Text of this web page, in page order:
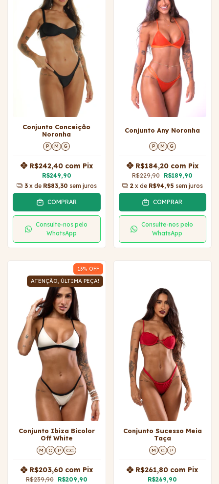
Conjunto Conceição
Noronha
P M G
R$249,90
R$242,40 com Pix
3 x de R$83,30 sem juros
COMPRAR
Consulte-nos pelo
WhatsApp
Conjunto Any Noronha
P M G
R$229,90 R$189,90
R$184,20 com Pix
2 x de R$94,95 sem juros
COMPRAR
Consulte-nos pelo
WhatsApp
13% OFF
ATENÇÃO, ÚLTIMA PEÇA!
Conjunto Ibiza Bicolor
Off White
M G P GG
R$239,90 R$209,90
R$203,60 com Pix
Conjunto Sucesso Meia
Taça
M G P
R$269,90
R$261,80 com Pix